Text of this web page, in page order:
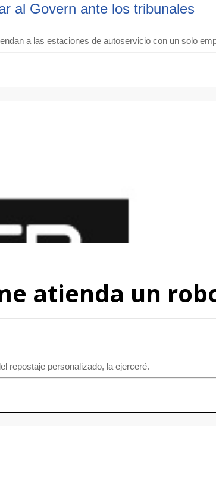
al Govern ante los tribunales
a las estaciones de autoservicio con un solo
atienda un
repostaje personalizado, la ejerceré.